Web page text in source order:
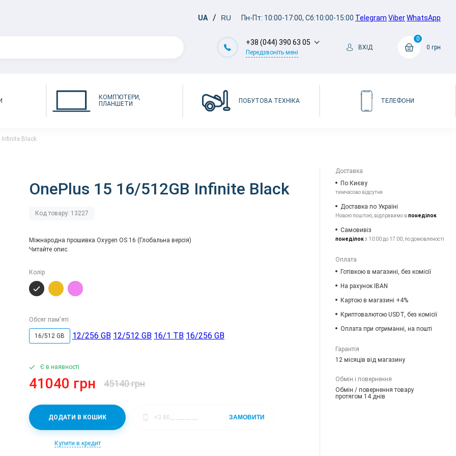
UA RU Пн-Пт: 10:00-17:00, Сб:10:00-15:00 Telegram ViberWhatsApp
+38 (044) 390 63 05
Передзвоніть мені
ВХІД
0
0 грн
КОМП'ЮТЕРИ,
ПЛАНШЕТИ
ПОБУТОВА ТЕХНІКА ТЕЛЕФОНИ
Black
OnePlus 15 16/512GB Infinite Black
Код товару: 13227
Міжнародна прошивка Oxygen OS 16 (Глобальна версія)
Читайте опис.
Колір
Обсяг пам'яті
16/512 GB 12/256 GB 12/512 GB 16/1 TB 16/256 GB
Є в наявності
41040 грн 45140 грн
ДОДАТИ В КОШИК
Купити в кредит
ЗАМОВИТИ
Доставка
По Києву
тимчасово відсутня
Доставка по Україні
Новою поштою, відправимо впонеділок
Самовивіз
понеділокз 10:00 до 17:00, по домовленості
Оплата
Готівкою в магазині, без комісії
На рахунок IBAN
Картою в магазині +4%
Криптовалютою USDT, без комісії
Оплата при отриманні, на пошті
Гарантія
12 місяців від магазину
Обмін і повернення
Обмін / повернення товару
протягом 14 днів